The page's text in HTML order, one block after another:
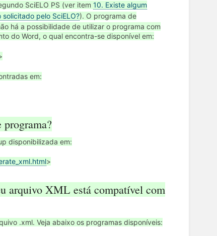
SciELO PS (ver item 10. Existe algum
pelo SciELO?). O programa de
há a possibilidade de utilizar o programa com
do Word, o qual encontra-se disponível em:
em:
disponibilizada em:
>
arquivo XML está compatível com
.xml. Veja abaixo os programas disponíveis: